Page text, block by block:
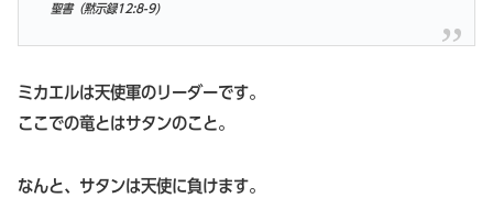
聖書（黙示録12:8-9)
ミカエルは天使軍のリーダーです。
ここでの竜とはサタンのこと。
なんと、サタンは天使に負けます。